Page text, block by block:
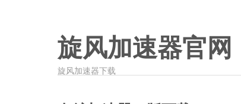
旋风加速器官网
旋风加速器下载